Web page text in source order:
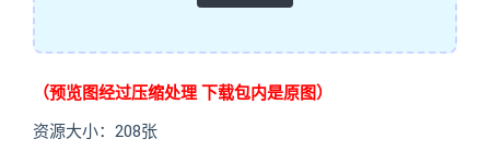
（预览图经过压缩处理 下载包内是原图）
资源大小：208张